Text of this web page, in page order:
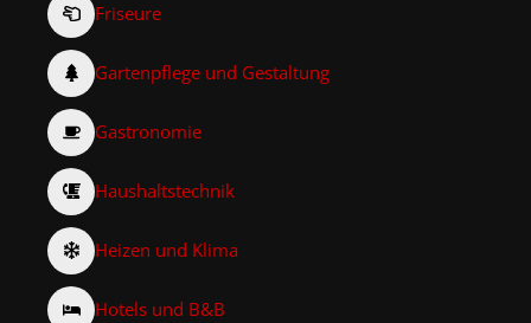
Friseure
Gartenpflege und Gestaltung
Gastronomie
Haushaltstechnik
Heizen und Klima
Hotels und B&B